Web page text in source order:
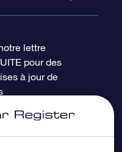
lettre
pour des
à jour de